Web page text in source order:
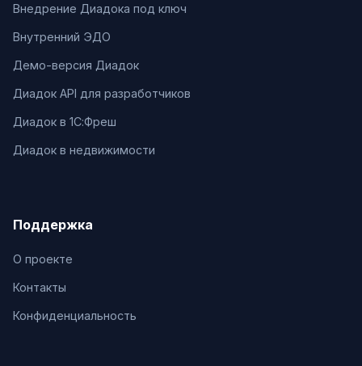
Внедрение Диадока под ключ
Внутренний ЭДО
Демо-версия Диадок
Диадок API для разработчиков
Диадок в 1С:Фреш
Диадок в недвижимости
Поддержка
О проекте
Контакты
Конфиденциальность